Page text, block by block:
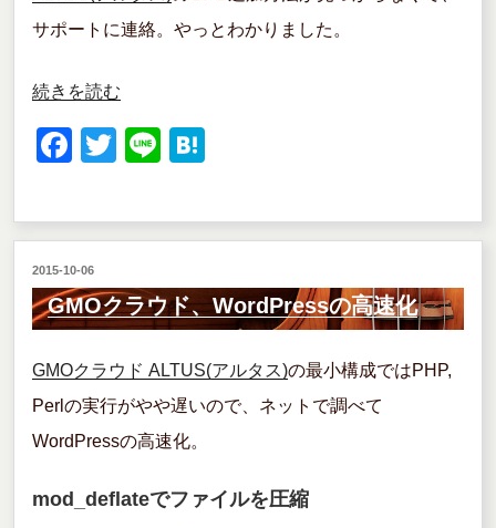
サポートに連絡。やっとわかりました。
“GMO
ク
ラ
CPU
と
モ
リ
の
続きを読む
F
c
e
b
o
o
k
T
tt
er
Li
e
e
n
a
投
稿
日:
2015-10-06
GMOクラウド、WordPressの高速化
GMOクラウド ALTUS(アルタス)の最小構成ではPHP,
Perlの実行がやや遅いので、ネットで調べて
WordPressの高速化。
mod_deflateでファイルを圧縮